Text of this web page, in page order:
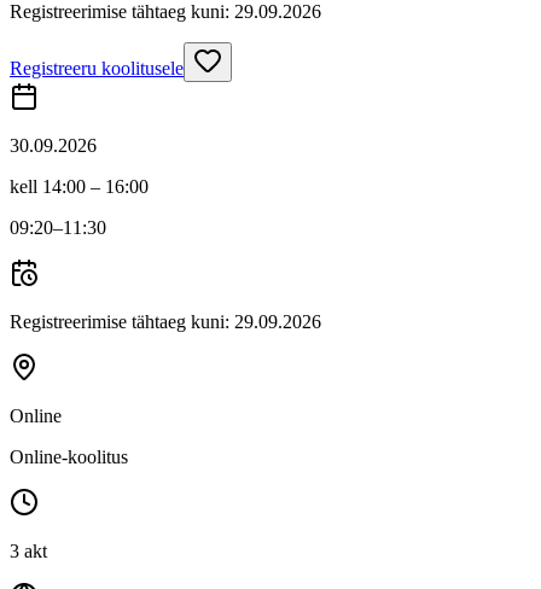
Registreerimise tähtaeg kuni: 29.09.2026
Registreeru koolitusele
30.09.2026
kell 14:00 – 16:00
09:20–11:30
Registreerimise tähtaeg kuni: 29.09.2026
Online
Online-koolitus
3 akt